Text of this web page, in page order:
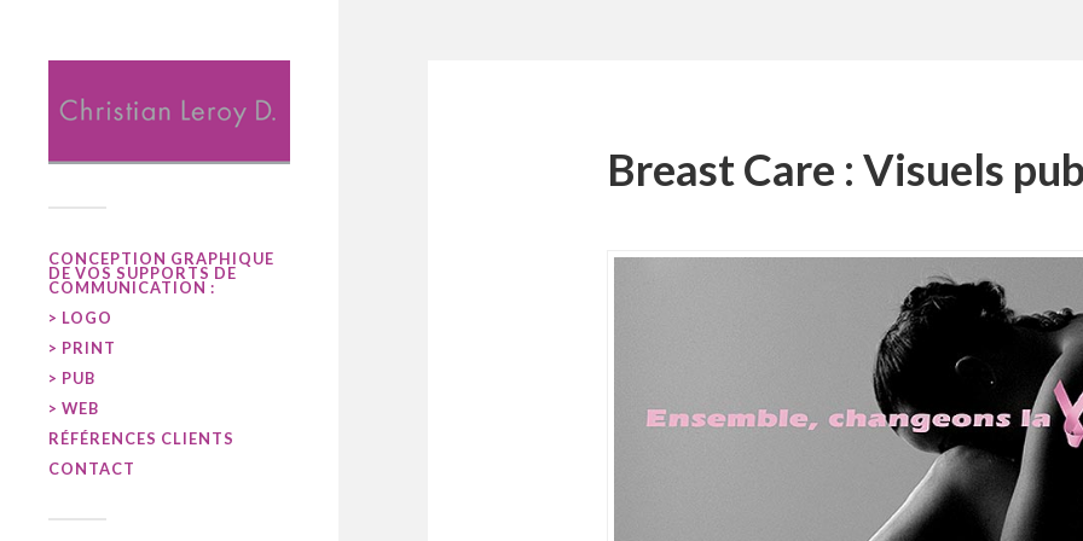
CONCEPTION GRAPHIQUE
DE VOS SUPPORTS DE
COMMUNICATION :
> LOGO
> PRINT
> PUB
> WEB
RÉFÉRENCES CLIENTS
CONTACT
Breast Care : Visuels